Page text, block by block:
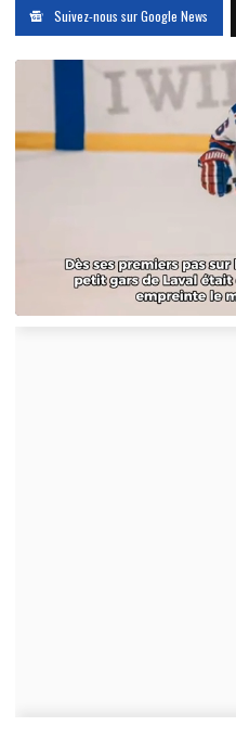
Suivez-nous sur Google News